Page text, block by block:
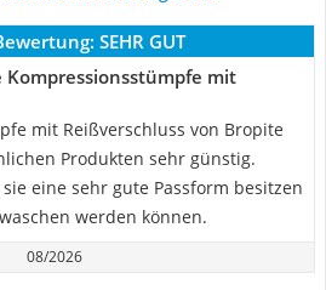
SEHR GUT
Kompressionsstümpfe mit
mit Reißverschluss von Bropite
Produkten sehr günstig.
eine sehr gute Passform besitzen
werden können.
08/2026